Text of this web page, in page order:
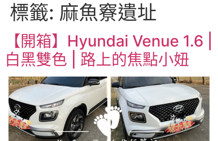
標籤: 麻魚竂遺址
【開箱】Hyundai Venue 1.6 |
白黑雙色 | 路上的焦點小妞